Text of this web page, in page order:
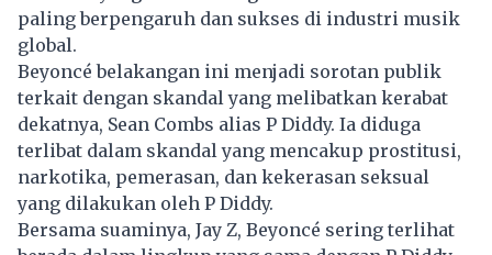
paling berpengaruh dan sukses di industri musik
global.
Beyoncé belakangan ini menjadi sorotan publik
terkait dengan skandal yang melibatkan kerabat
dekatnya, Sean Combs alias P Diddy. Ia diduga
terlibat dalam skandal yang mencakup prostitusi,
narkotika, pemerasan, dan kekerasan seksual
yang dilakukan oleh P Diddy.
Bersama suaminya, Jay Z, Beyoncé sering terlihat